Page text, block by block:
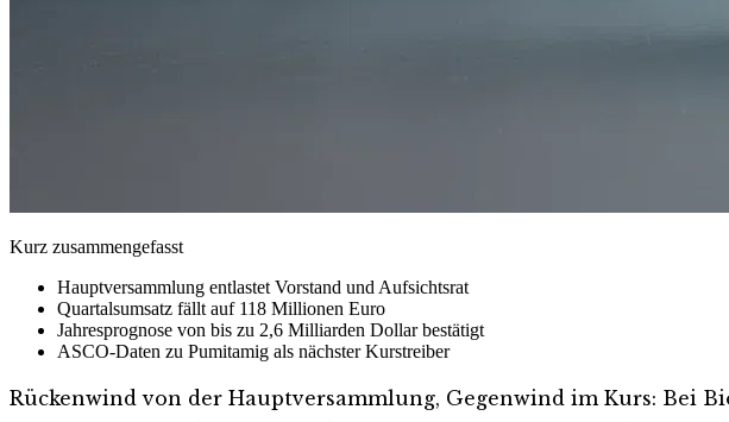
Kurz zusammengefasst
Hauptversammlung entlastet Vorstand und Aufsichtsrat
Quartalsumsatz fällt auf 118 Millionen Euro
Jahresprognose von bis zu 2,6 Milliarden Dollar bestätigt
ASCO-Daten zu Pumitamig als nächster Kurstreiber
Rückenwind von der Hauptversammlung, Gegenwind im Kurs: Bei